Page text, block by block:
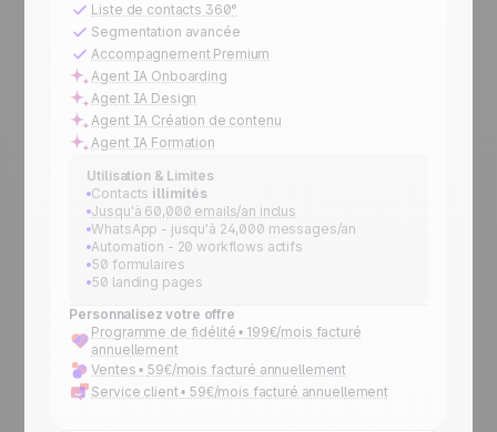
Liste de contacts 360°
Segmentation avancée
Accompagnement Premium
Agent IA Onboarding
Agent IA Design
Agent IA Création de contenu
Agent IA Formation
Utilisation & Limites
Contacts illimités
Jusqu'à 60,000 emails/an inclus
WhatsApp - jusqu'à 24,000 messages/an
Automation - 20 workflows actifs
50 formulaires
50 landing pages
Personnalisez votre offre
Programme de fidélité • 199€/mois facturé
annuellement
Ventes • 59€/mois facturé annuellement
Service client • 59€/mois facturé annuellement